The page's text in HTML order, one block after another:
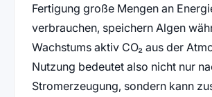
Fertigung große Mengen an
verbrauchen, speichern Algen
Wachstums aktiv CO₂ aus der
Nutzung bedeutet also nicht nur
Stromerzeugung, sondern kann